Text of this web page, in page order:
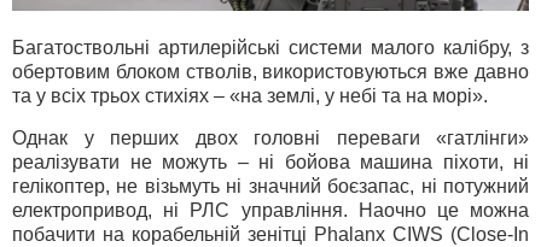
Багатоствольні артилерійські системи малого калібру, з
обертовим блоком стволів, використовуються вже давно
та у всіх трьох стихіях – «на землі, у небі та на морі».
Однак у перших двох головні переваги «гатлінги»
реалізувати не можуть – ні бойова машина піхоти, ні
гелікоптер, не візьмуть ні значний боєзапас, ні потужний
електропривод, ні РЛС управління. Наочно це можна
побачити на корабельній зенітці Phalanx CIWS (Close-In